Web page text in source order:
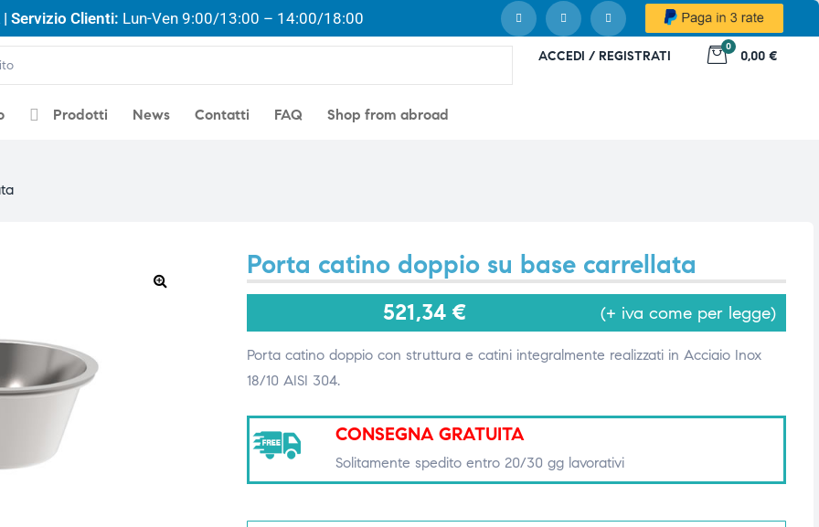
Servizio Clienti: Lun-Ven 9:00/13:00 – 14:00/18:00
ACCEDI / REGISTRATI
0
0,00 €
Prodotti News Contatti FAQ Shop from abroad
Porta catino doppio su base carrellata
521,34 € (+ iva come per legge)
Porta catino doppio con struttura e catini integralmente realizzati in Acciaio Inox
18/10 AISI 304.
CONSEGNA GRATUITA
Solitamente spedito entro 20/30 gg lavorativi